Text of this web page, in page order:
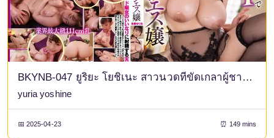
BKYNB-047 ยูริยะ โยชิเนะ สาวนวดที่ขัดเกลาผู้ชายด้วยหน้าอกใหญ่ของเธอในเซสชั่น PtoP
yuria yoshine
📅 2025-04-23 ⏰ 149 mins